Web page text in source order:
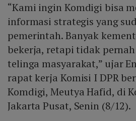
“Kami ingin Komdigi bisa
informasi strategis yang
pemerintah. Banyak
bekerja, retapi tidak
telinga masyarakat,” ujar
rapat kerja Komisi I DPR
Komdigi, Meutya Hafid, di
Jakarta Pusat, Senin (8/12).